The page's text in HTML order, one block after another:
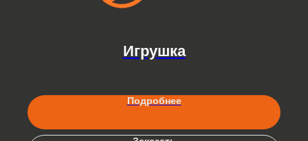
Игрушка
Подробнее